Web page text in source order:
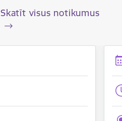
Skatīt visus notikumus